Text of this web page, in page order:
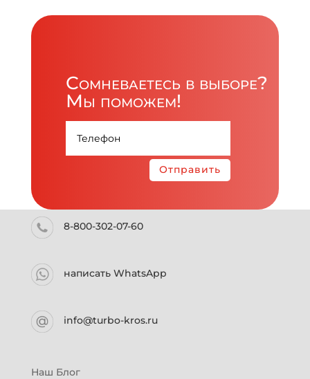
Сомневаетесь в выборе?
Мы поможем!
Отправить
8-800-302-07-60
написать WhatsApp
info@turbo-kros.ru
Наш Блог